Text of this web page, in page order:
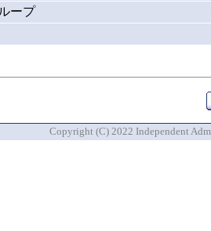
ープ
Copyright (C) 2022 Independent